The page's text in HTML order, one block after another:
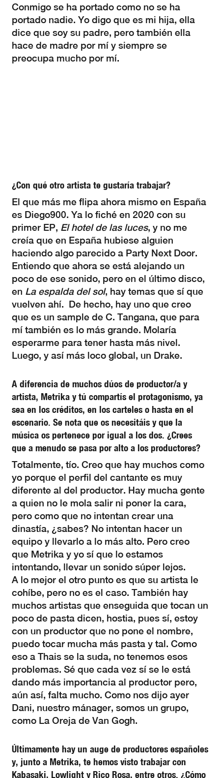
Conmigo se ha portado como no se ha
portado nadie. Yo digo que es mi hija, ella
dice que soy su padre, pero también ella
hace de madre por mí y siempre se
preocupa mucho por mí.
¿Con qué otro artista te gustaría trabajar?
El que más me flipa ahora mismo en España
es Diego900. Ya lo fiché en 2020 con su
primer EP, El hotel de las luces, y no me
creía que en España hubiese alguien
haciendo algo parecido a Party Next Door.
Entiendo que ahora se está alejando un
poco de ese sonido, pero en el último disco,
en La espalda del sol, hay temas que sí que
vuelven ahí. De hecho, hay uno que creo
que es un sample de C. Tangana, que para
mí también es lo más grande. Molaría
esperarme para tener hasta más nivel.
Luego, y así más loco global, un Drake.
A diferencia de muchos dúos de productor/a y
artista, Metrika y tú compartís el protagonismo, ya
sea en los créditos, en los carteles o hasta en el
escenario. Se nota que os necesitáis y que la
música os pertenece por igual a los dos. ¿Crees
que a menudo se pasa por alto a los productores?
Totalmente, tío. Creo que hay muchos como
yo porque el perfil del cantante es muy
diferente al del productor. Hay mucha gente
a quien no le mola salir ni poner la cara,
pero como que no intentan crear una
dinastía, ¿sabes? No intentan hacer un
equipo y llevarlo a lo más alto. Pero creo
que Metrika y yo sí que lo estamos
intentando, llevar un sonido súper lejos.
A lo mejor el otro punto es que su artista le
cohíbe, pero no es el caso. También hay
muchos artistas que enseguida que tocan un
poco de pasta dicen, hostia, pues sí, estoy
con un productor que no pone el nombre,
puedo tocar mucha más pasta y tal. Como
eso a Thais se la suda, no tenemos esos
problemas. Sé que cada vez sí se le está
dando más importancia al productor pero,
aún así, falta mucho. Como nos dijo ayer
Dani, nuestro mánager, somos un grupo,
como La Oreja de Van Gogh.
Últimamente hay un auge de productores españoles
y, junto a Metrika, te hemos visto trabajar con
Kabasaki, Lowlight y Rico Rosa, entre otros. ¿Cómo